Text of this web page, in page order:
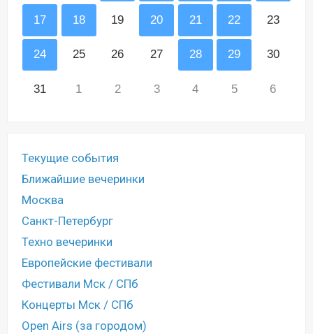
17 18 19 20 21 22 23
24 25 26 27 28 29 30
31 1 2 3 4 5 6
Текущие события
Ближайшие вечеринки
Москва
Санкт-Петербург
Техно вечеринки
Европейские фестивали
Фестивали Мск / СПб
Концерты Мск / СПб
Open Airs (за городом)